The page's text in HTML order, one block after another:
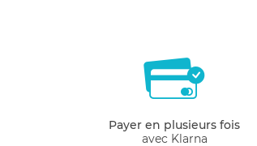
Payer en plusieurs fois
avec Klarna